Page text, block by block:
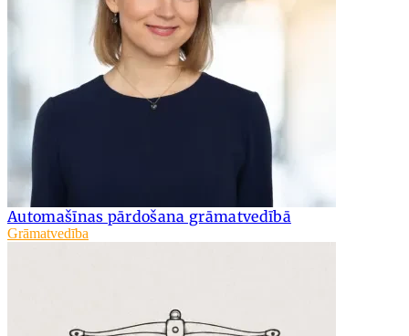
Automašīnas pārdošana grāmatvedībā
Grāmatvedība